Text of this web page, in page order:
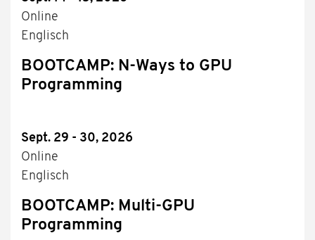
Online
Englisch
BOOTCAMP: N-Ways to GPU
Programming
Sept. 29 - 30, 2026
Online
Englisch
BOOTCAMP: Multi-GPU
Programming